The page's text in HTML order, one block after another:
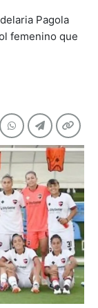
Pagola
femenino que